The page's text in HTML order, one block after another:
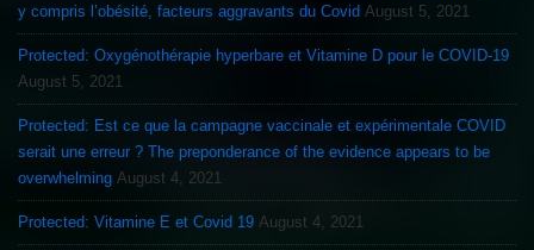
y compris l’obésité, facteurs aggravants du Covid August 5, 2021
Protected: Oxygénothérapie hyperbare et Vitamine D pour le COVID-19
August 5, 2021
Protected: Est ce que la campagne vaccinale et expérimentale COVID
serait une erreur ? The preponderance of the evidence appears to be
overwhelming August 4, 2021
Protected: Vitamine E et Covid 19 August 4, 2021